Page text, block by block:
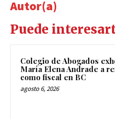
Autor(a)
Puede
Colegio de Abogados
María Elena Andrade a
como fiscal en BC
agosto 6, 2026